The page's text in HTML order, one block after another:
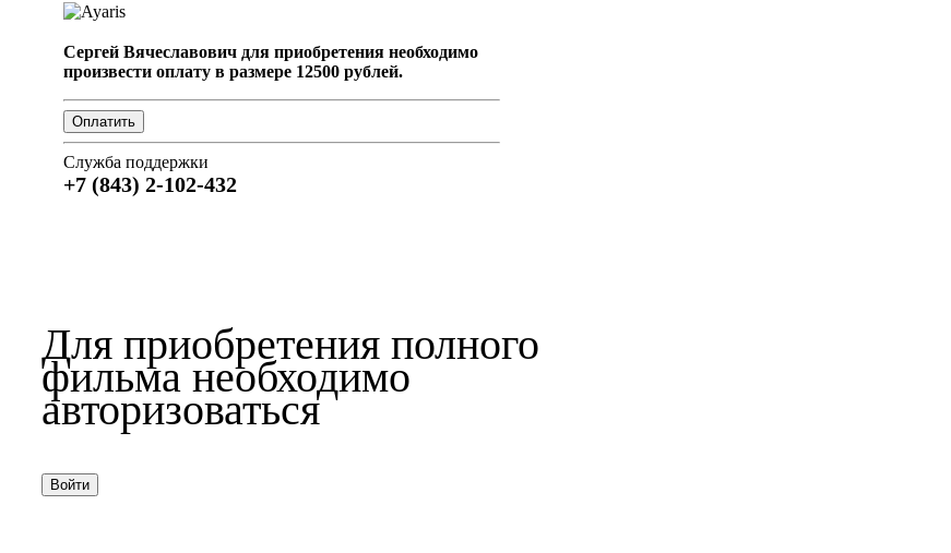
Сергей Вячеславович для приобретения необходимо
произвести оплату в размере 12500 рублей.
Служба поддержки
+7 (843) 2-102-432
Для приобретения полного
фильма необходимо
авторизоваться
Войти